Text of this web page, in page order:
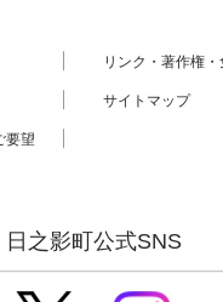
リンク・著作権
サイトマップ
要望
日之影町公式SNS